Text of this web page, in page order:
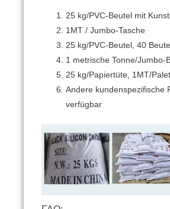
25 kg/PVC-Beutel mit
1MT / Jumbo-Tasche
25 kg/PVC-Beutel, 40
1 metrische Tonne/Jumbo-
25 kg/Papiertüte, 1MT/
Andere kundenspezifische
verfügbar